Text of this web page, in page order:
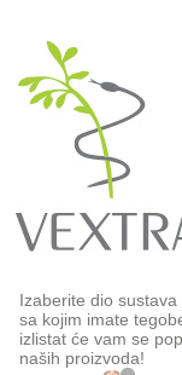
Izaberite dio sustava
sa kojim imate
izlistat će vam se
naših proizvoda!